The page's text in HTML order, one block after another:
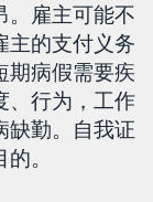
。雇主可能不
主的支付义务
期病假需要疾
、行为，工作
缺勤。自我证
。